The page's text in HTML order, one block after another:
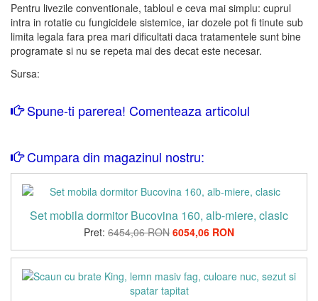
Pentru livezile conventionale, tabloul e ceva mai simplu: cuprul
intra in rotatie cu fungicidele sistemice, iar dozele pot fi tinute sub
limita legala fara prea mari dificultati daca tratamentele sunt bine
programate si nu se repeta mai des decat este necesar.
Sursa:
Spune-ti parerea! Comenteaza articolul
Cumpara din magazinul nostru:
Set mobila dormitor Bucovina 160, alb-miere, clasic
Pret: 6454,06 RON 6054,06 RON